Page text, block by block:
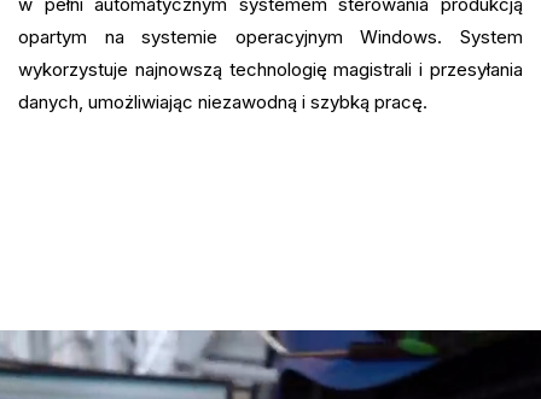
opartym na systemie operacyjnym Windows. System
wykorzystuje najnowszą technologię magistrali i przesyłania
danych, umożliwiając niezawodną i szybką pracę.